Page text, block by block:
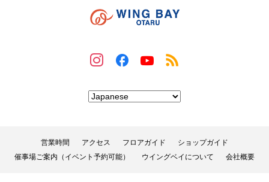
営業時間 アクセス フロアガイド
ショップガイド
催事場ご案内（イベント予約可能）
ウイングベイについて 会社概要